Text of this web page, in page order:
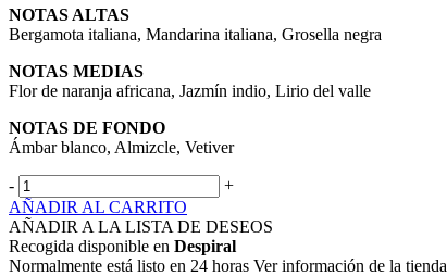
NOTAS ALTAS
Bergamota italiana, Mandarina italiana, Grosella negra
NOTAS MEDIAS
Flor de naranja africana, Jazmín indio, Lirio del valle
NOTAS DE FONDO
Ámbar blanco, Almizcle, Vetiver
-
+
AÑADIR AL CARRITO
AÑADIR A LA LISTA DE DESEOS
Recogida disponible en Despiral
Normalmente está listo en 24 horas Ver información de la tienda